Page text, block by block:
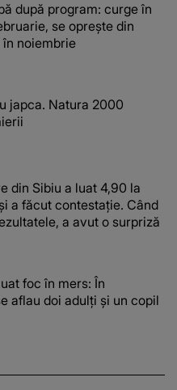
după program: curge în
se oprește din
în noiembrie
japca. Natura 2000
din Sibiu a luat 4,90 la
a făcut contestație. Când
a avut o surpriză
foc în mers: În
aflau doi adulți și un copil